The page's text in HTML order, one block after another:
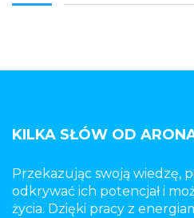
KILKA SŁÓW OD
Przekazując swoją wiedzę,
odkrywać ich potencjał i
życia. Dzięki pracy z